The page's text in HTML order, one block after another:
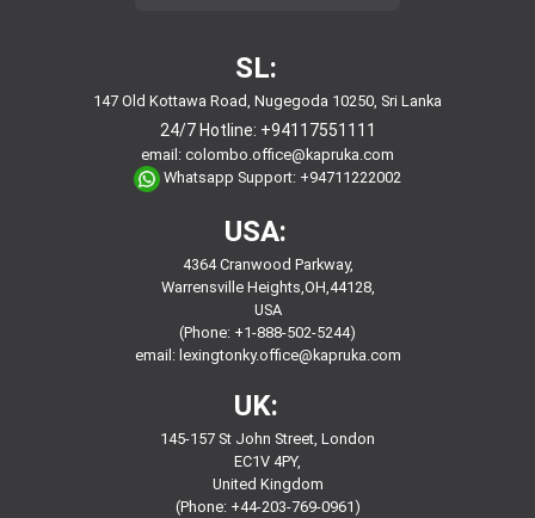
SL:
147 Old Kottawa Road, Nugegoda 10250, Sri Lanka
24/7 Hotline: +94117551111
email: colombo.office@kapruka.com
Whatsapp Support: +94711222002
USA:
4364 Cranwood Parkway,
Warrensville Heights,OH,44128,
USA
(Phone: +1-888-502-5244)
email: lexingtonky.office@kapruka.com
UK:
145-157 St John Street, London
EC1V 4PY,
United Kingdom
(Phone: +44-203-769-0961)